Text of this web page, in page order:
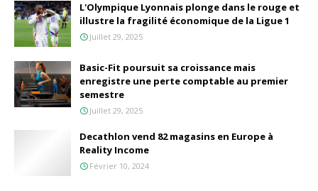
L'Olympique Lyonnais plonge dans le rouge et
illustre la fragilité économique de la Ligue 1
Juillet 29, 2025
Basic-Fit poursuit sa croissance mais
enregistre une perte comptable au premier
semestre
Juillet 29, 2025
Decathlon vend 82 magasins en Europe à
Reality Income
Février 10, 2024